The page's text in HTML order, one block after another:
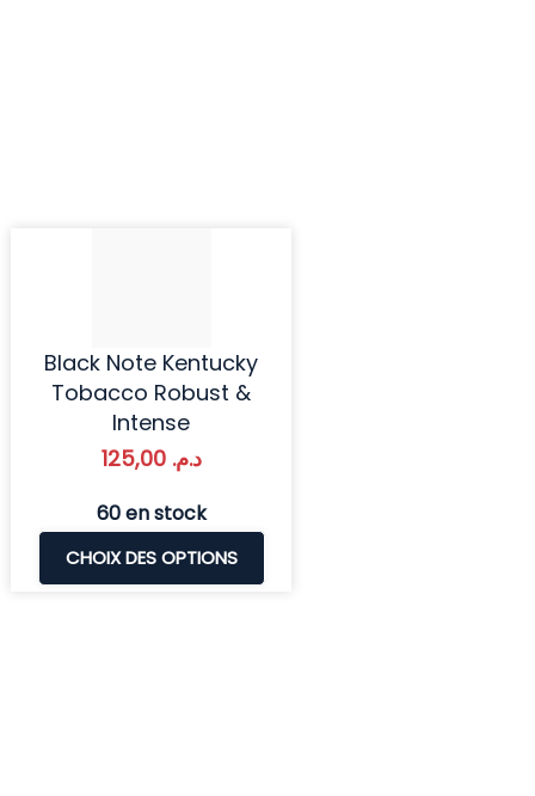
Black Note Kentucky
Tobacco Robust &
Intense
د.م. 125,00
60 en stock
CHOIX DES OPTIONS